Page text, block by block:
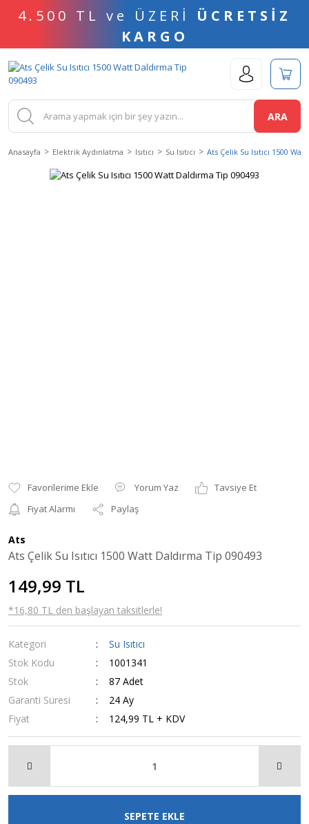
4.500 TL ve ÜZERİ ÜCRETSİZ
KARGO
ARA
Anasayfa Elektrik Aydınlatma Isıtıcı Su Isıtıcı Ats Çelik Su Isıtıcı 1500
Yorum Yaz
Tavsiye Et
Fiyat Alarmı
Paylaş
Ats
Ats Çelik Su Isıtıcı 1500 Watt Daldırma Tip 090493
149,99 TL
*16,80 TL den başlayan taksitlerle!
Kategori
Su Isıtıcı
Stok Kodu
1001341
Stok
87 Adet
Garanti Süresi
24 Ay
Fiyat
124,99 TL + KDV
SEPETE EKLE